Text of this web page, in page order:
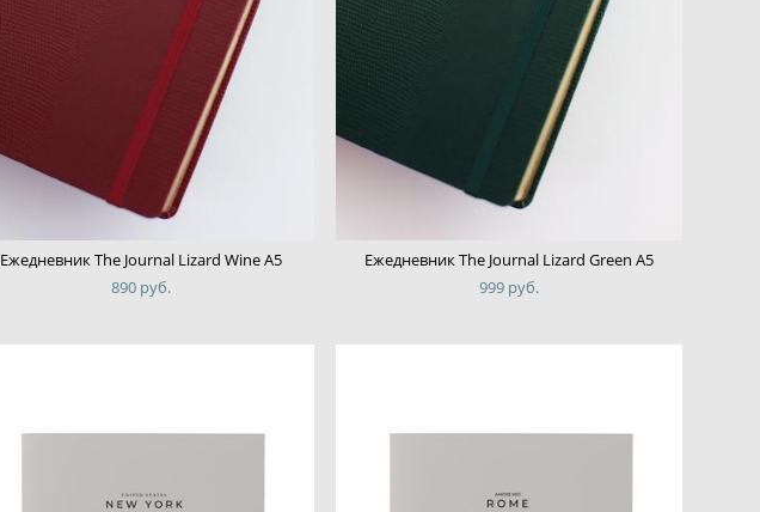
Ежедневник The Journal Lizard Wine А5
890 pуб.
Ежедневник The Journal Lizard Green А5
999 pуб.